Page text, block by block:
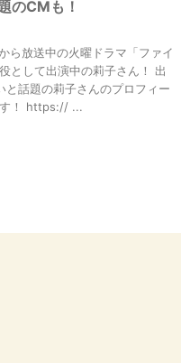
のCMも！
ら放送中の火曜ドラマ「ファイ
として出演中の莉子さん！ 出
と話題の莉子さんのプロフィー
す！ https:// ...